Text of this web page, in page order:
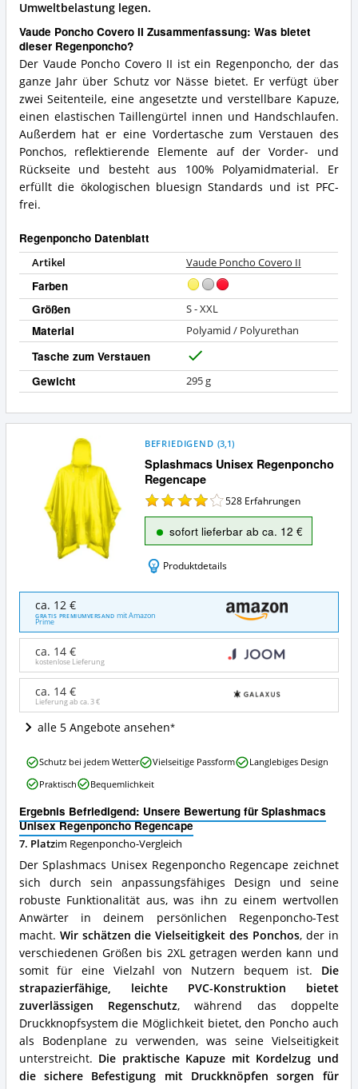
Umweltbelastung legen.
Vaude Poncho Covero II Zusammenfassung: Was bietet
dieser Regenponcho?
Der Vaude Poncho Covero II ist ein Regenponcho, der das
ganze Jahr über Schutz vor Nässe bietet. Er verfügt über
zwei Seitenteile, eine angesetzte und verstellbare Kapuze,
einen elastischen Taillengürtel innen und Handschlaufen.
Außerdem hat er eine Vordertasche zum Verstauen des
Ponchos, reflektierende Elemente auf der Vorder- und
Rückseite und besteht aus 100% Polyamidmaterial. Er
erfüllt die ökologischen bluesign Standards und ist PFC-
frei.
Regenponcho Datenblatt
Artikel Vaude Poncho Covero II
Farben
Größen
S - XXL
Material Polyamid / Polyurethan
Tasche zum Verstauen
a
Gewicht 295 g
Splashmacs Unisex Regenponcho
Regencape
BEFRIEDIGEND (3,1)
528 Erfahrungen
sofort lieferbar ab ca. 12 €
Produktdetails
Splashmacs
Unisex
Regenponcho
Regencape
Angebote:
Wo
dieser
Regenponcho
erhältlich?
ca. 12 €
GRATIS PREMIUMVERSAND mit Amazon
Prime
ca. 14 €
kostenlose Lieferung
ca. 14 €
Lieferung ab ca.3 €
alle 5 Angebote ansehen
Ergebnis Befriedigend: Unsere Bewertung für Splashmacs
Unisex Regenponcho Regencape
7. Platzim Regenponcho-Vergleich
Der Splashmacs Unisex Regenponcho Regencape zeichnet
sich durch sein anpassungsfähiges Design und seine
robuste Funktionalität aus, was ihn zu einem wertvollen
Anwärter in deinem persönlichen Regenponcho-Test
macht. Wir schätzen die Vielseitigkeit des Ponchos, der in
verschiedenen Größen bis 2XL getragen werden kann und
somit für eine Vielzahl von Nutzern bequem ist. Die
strapazierfähige, leichte PVC-Konstruktion bietet
zuverlässigen Regenschutz, während das doppelte
Druckknopfsystem die Möglichkeit bietet, den Poncho auch
als Bodenplane zu verwenden, was seine Vielseitigkeit
unterstreicht. Die praktische Kapuze mit Kordelzug und
die sichere Befestigung mit Druckknöpfen sorgen für
Splashmacs
Unisex
Regenponcho
Vorteile:
Was
spricht
für
diesen
Regenponcho?
Schutz bei jedem Wetter Vielseitige Passform
Langlebiges Design
Praktisch
Bequemlichkeit